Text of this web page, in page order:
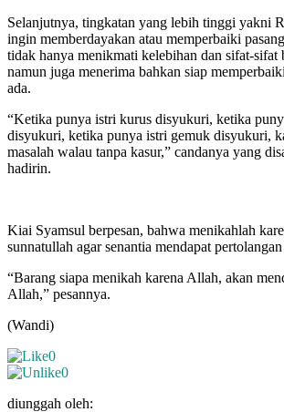
Selanjutnya, tingkatan yang lebih tinggi yakni
ingin memberdayakan atau memperbaiki
tidak hanya menikmati kelebihan dan sifat-sifat
namun juga menerima bahkan siap
ada.
“Ketika punya istri kurus disyukuri, ketika
disyukuri, ketika punya istri gemuk disyukuri,
masalah walau tanpa kasur,” candanya yang
hadirin.
Kiai Syamsul berpesan, bahwa menikahlah
sunnatullah agar senantia mendapat
“Barang siapa menikah karena Allah, akan
Allah,” pesannya.
(Wandi)
0
0
diunggah oleh: